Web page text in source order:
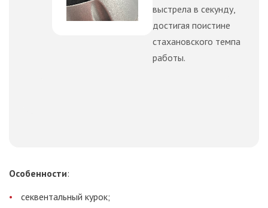
выстрела в секунду,
достигая поистине
стахановского темпа
работы.
Особенности:
секвентальный курок;